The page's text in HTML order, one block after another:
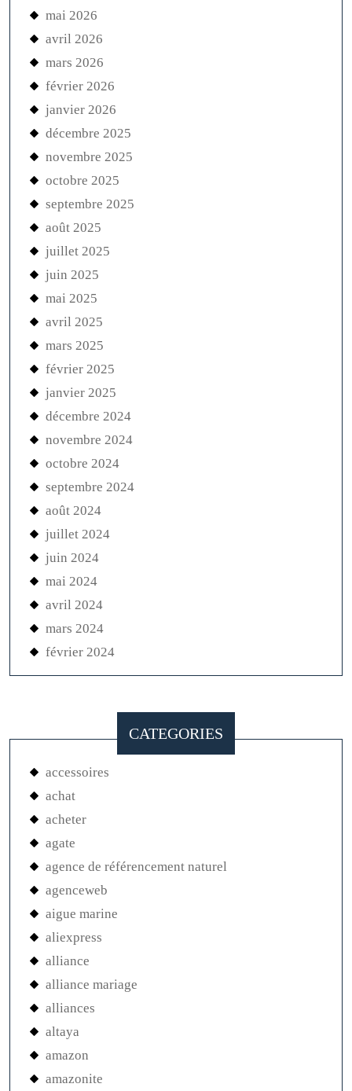
mai 2026
avril 2026
mars 2026
février 2026
janvier 2026
décembre 2025
novembre 2025
octobre 2025
septembre 2025
août 2025
juillet 2025
juin 2025
mai 2025
avril 2025
mars 2025
février 2025
janvier 2025
décembre 2024
novembre 2024
octobre 2024
septembre 2024
août 2024
juillet 2024
juin 2024
mai 2024
avril 2024
mars 2024
février 2024
CATEGORIES
accessoires
achat
acheter
agate
agence de référencement naturel
agenceweb
aigue marine
aliexpress
alliance
alliance mariage
alliances
altaya
amazon
amazonite